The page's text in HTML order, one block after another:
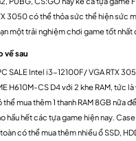
3050 có thể thỏa sức thể hiện sức
một trải nghiệm chơi game tốt nhất
về sau
SALE Intel i3-12100F/ VGA RTX
H610M-CS D4 với 2 khe RAM, tức là
mua thêm 1 thanh RAM 8GB nữa
hầu hết các tựa game hiện nay.
có thể mua thêm nhiều ổ SSD,